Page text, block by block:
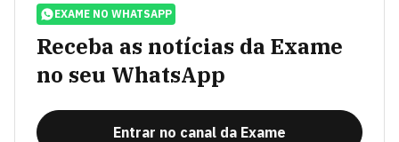
EXAME NO WHATSAPP
Receba as notícias da Exame
no seu WhatsApp
Entrar no canal da Exame